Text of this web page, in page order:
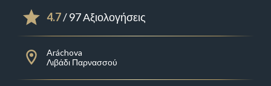
4.7/ 97 Αξιολογήσεις
Aráchova
Λιβάδι Παρνασσού